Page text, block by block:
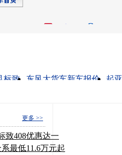
标致 东风大货车新车报价
起
更多 >>
致408优惠达一
最低11.6万元起